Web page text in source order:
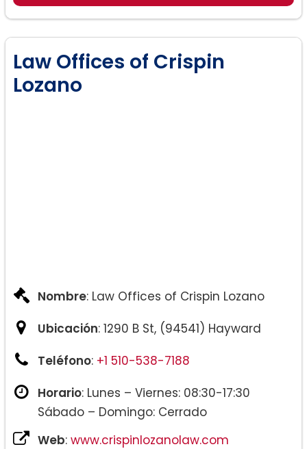
Law Offices of Crispin
Lozano
Nombre: Law Offices of Crispin Lozano
Ubicación: 1290 B St, (94541) Hayward
Teléfono: +1 510-538-7188
Horario: Lunes – Viernes: 08:30-17:30
Sábado – Domingo: Cerrado
Web: www.crispinlozanolaw.com